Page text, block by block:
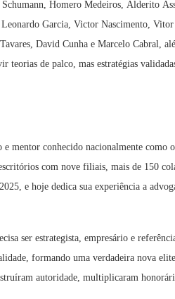
Homero Medeiros, Alderito
Garcia, Victor Nascimento,
David Cunha e Marcelo Cabral,
teorias de palco, mas estratégias
mentor conhecido nacionalmente como
com nove filiais, mais de 150
e hoje dedica sua experiência a
ser estrategista, empresário e
formando uma verdadeira nova
autoridade, multiplicaram